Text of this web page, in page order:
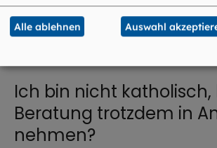
geleitet von einem christlichen
Ratsuchende in Ihrer Persönlichkeit,
Ich bin nicht
Beratung trotzdem in
nehmen?
Alle ablehnen Auswahl